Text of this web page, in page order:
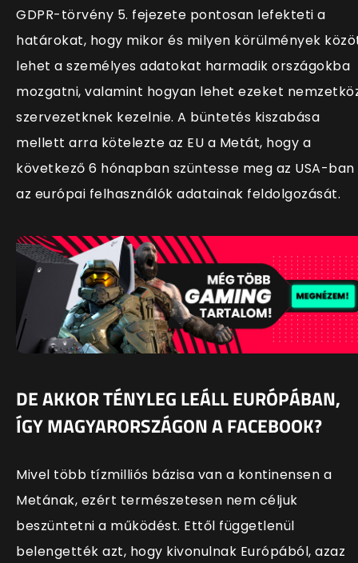
GDPR-törvény 5. fejezete pontosan lefekteti a
határokat, hogy mikor és milyen körülmények
lehet a személyes adatokat harmadik országokba
mozgatni, valamint hogyan lehet ezeket
szervezetknek kezelnie. A büntetés kiszabása
mellett arra kötelezte az EU a Metát, hogy a
következő 6 hónapban szüntesse meg az USA-ban
az európai felhasználók adatainak feldolgozását.
DE AKKOR TÉNYLEG LEÁLL EURÓPÁBAN,
ÍGY MAGYARORSZÁGON A FACEBOOK?
Mivel több tízmilliós bázisa van a kontinensen a
Metának, ezért természetesen nem céljuk
beszüntetni a működést. Ettől függetlenül
belengették azt, hogy kivonulnak Európából, azaz